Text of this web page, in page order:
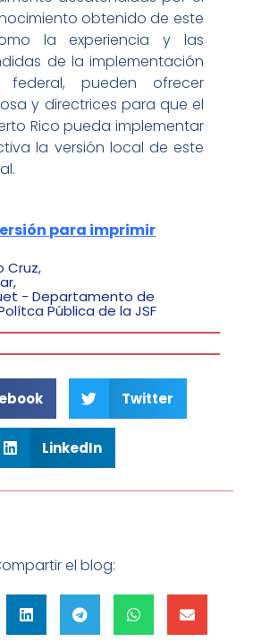
obtenido de este
la experiencia y las
de la implementación
pueden ofrecer
y directrices para que el
Rico pueda implementar
la versión local de este
para imprimir
Cruz,
- Departamento de
Pública de la JSF
Twitter
LinkedIn
el blog: